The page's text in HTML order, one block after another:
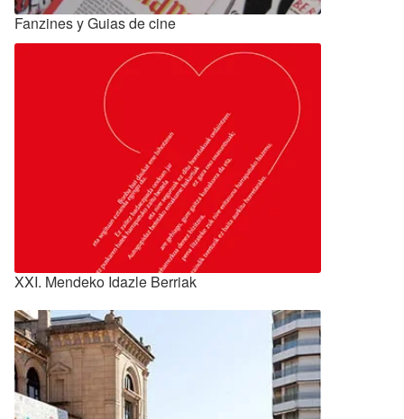
Fanzines y Guias de cine
XXI. Mendeko Idazle Berriak